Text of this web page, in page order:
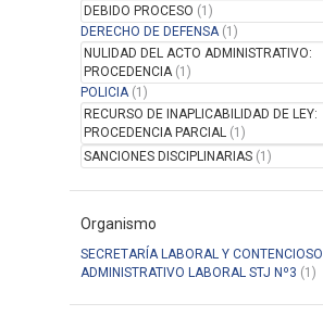
DEBIDO PROCESO (1)
DERECHO DE DEFENSA(1)
NULIDAD DEL ACTO ADMINISTRATIVO:
PROCEDENCIA(1)
POLICIA(1)
RECURSO DE INAPLICABILIDAD DE LEY:
PROCEDENCIA PARCIAL (1)
SANCIONES DISCIPLINARIAS (1)
Organismo
SECRETARÍA LABORAL Y CONTENCIOSO
ADMINISTRATIVO LABORAL STJ Nº3 (1)